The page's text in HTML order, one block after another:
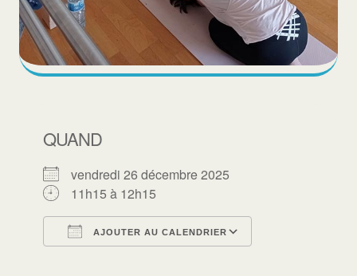
QUAND
vendredi 26 décembre 2025
11h15 à 12h15
AJOUTER AU CALENDRIER